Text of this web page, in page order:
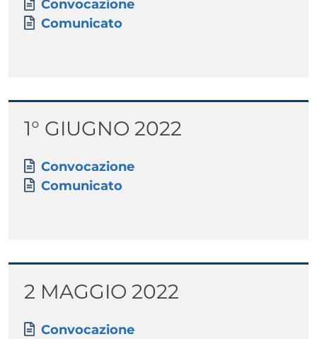
Paragrafo
Allegati
Documento
Convocazione
Documento
Comunicato
Titolo
1° GIUGNO 2022
Paragrafo
Allegati
Documento
Convocazione
Documento
Comunicato
Titolo
2 MAGGIO 2022
Paragrafo
Allegati
Documento
Convocazione